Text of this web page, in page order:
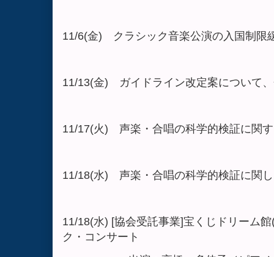
11/6(金) クラシック音楽公演の入国制限
11/13(金) ガイドライン改定案について
11/17(火) 声楽・合唱の科学的検証に関
11/18(水) 声楽・合唱の科学的検証に関
11/18(水) [協会受託事業]宝くじドリーム
ク・コンサート